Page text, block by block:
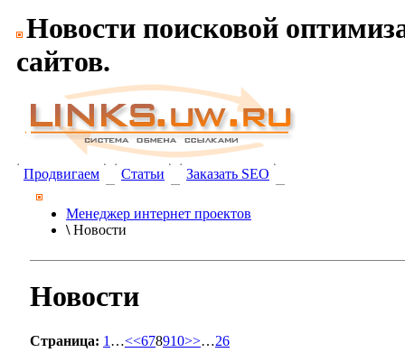
Новости поисковой
сайтов.
Продвигаем Статьи Заказать SEO
Менеджер интернет проектов
\Новости
Новости
Страница: 1 …<<678910>>…26